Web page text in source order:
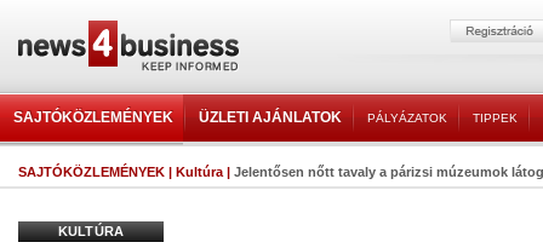
SAJTÓKÖZLEMÉNYEK ÜZLETI AJÁNLATOK PÁLYÁZATOK TIPPEK
SAJTÓKÖZLEMÉNYEK | Kultúra | Jelentősen nőtt tavaly a párizsi múzeumok
KULTÚRA